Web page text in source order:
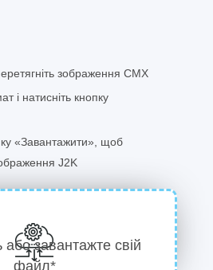
зображення CMX
і натисніть кнопку
«Завантажити», щоб
J2K
або завантажте свій
файл*